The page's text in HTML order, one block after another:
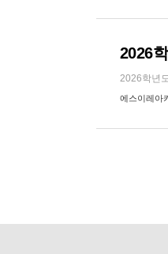
2026
2026학년
에스이레아